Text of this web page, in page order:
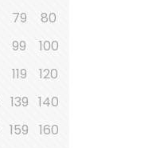
79
80
99
100
119
120
139 140
159
160